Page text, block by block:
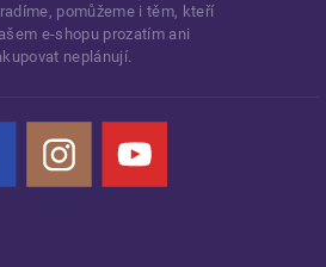
pomůžeme i těm, kteří
e-shopu prozatím ani
neplánují.
Instagram YouTube